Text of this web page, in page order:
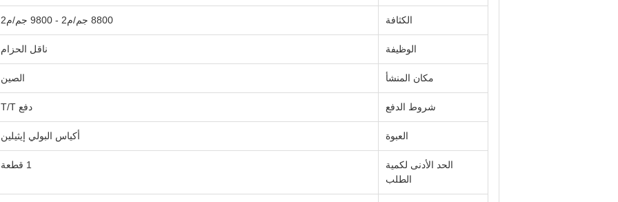
الكثافة 8800 جم/م2 - 9800 جم/م2
الوظيفة ناقل الحزام
مكان المنشأ الصين
شروط الدفع دفع T/T
العبوة أكياس البولي إيثيلين
الحد الأدنى لكمية
الطلب
1 قطعة